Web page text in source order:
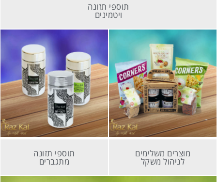
תוספי תזונה
ויטמינים
מוצרים משלימים
לניהול משקל
תוספי תזונה
מתגברים